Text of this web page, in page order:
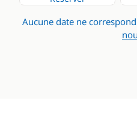
Aucune date ne